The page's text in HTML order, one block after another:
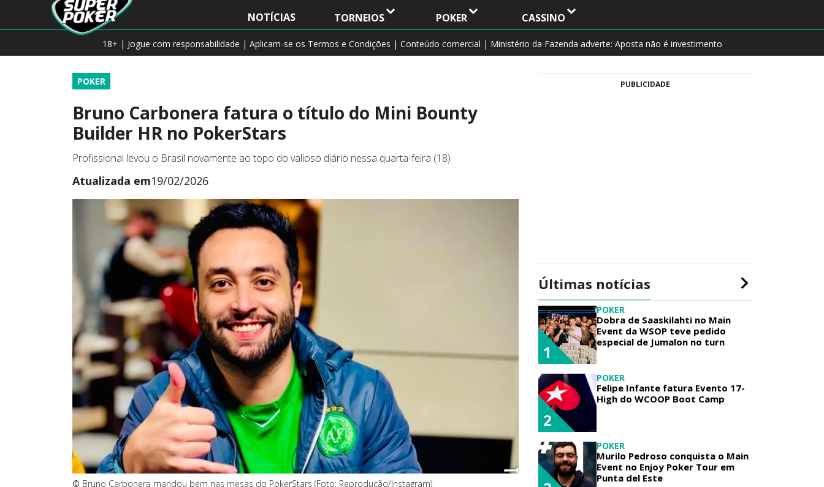
NOTÍCIAS TORNEIOS POKER CASSINO
18+ | Jogue com responsabilidade | Aplicam-se os Termos e Condições | Conteúdo comercial | Ministério da Fazenda adverte: Aposta não é investimento
POKER
Bruno Carbonera fatura o título do Mini Bounty
Builder HR no PokerStars
Profissional levou o Brasil novamente ao topo do valioso diário nessa quarta-feira (18)
Atualizada em19/02/2026
© Bruno Carbonera mandou bem nas mesas do PokerStars (Foto: Reprodução/Instagram)
PUBLICIDADE
Últimas notícias
POKER
Dobra de Saaskilahti no Main
Event da WSOP teve pedido
especial de Jumalon no turn
1
POKER
Felipe Infante fatura Evento 17-
High do WCOOP Boot Camp
2
POKER
Murilo Pedroso conquista o Main
Event no Enjoy Poker Tour em
Punta del Este